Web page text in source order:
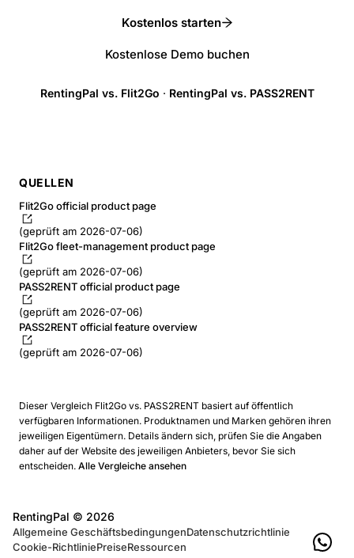
Kostenlos starten
Kostenlose Demo buchen
RentingPal vs. Flit2Go · RentingPal vs. PASS2RENT
QUELLEN
Flit2Go official product page
(geprüft am 2026-07-06)
Flit2Go fleet-management product page
(geprüft am 2026-07-06)
PASS2RENT official product page
(geprüft am 2026-07-06)
PASS2RENT official feature overview
(geprüft am 2026-07-06)
Dieser Vergleich Flit2Go vs. PASS2RENT basiert auf öffentlich
verfügbaren Informationen. Produktnamen und Marken gehören ihren
jeweiligen Eigentümern. Details ändern sich, prüfen Sie die Angaben
daher auf der Website des jeweiligen Anbieters, bevor Sie sich
entscheiden. Alle Vergleiche ansehen
RentingPal © 2026
Allgemeine GeschäftsbedingungenDatenschutzrichtlinie
Cookie-RichtliniePreiseRessourcen